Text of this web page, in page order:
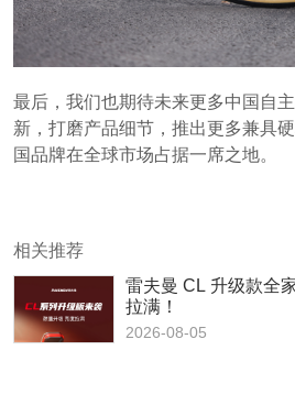
最后，我们也期待未来更多中国自
新，打磨产品细节，推出更多兼具
国品牌在全球市场占据一席之地。
相关推荐
雷夫曼 CL 升级款全
拉满！
2026-08-05